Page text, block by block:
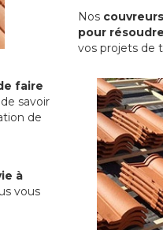
Nos
pour
vos projets de
faire
savoir
de
à
vous